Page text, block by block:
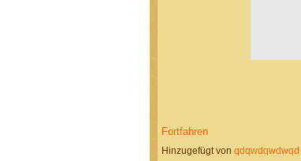
Fortfahren
Hinzugefügt von qdqwdqwdwqd